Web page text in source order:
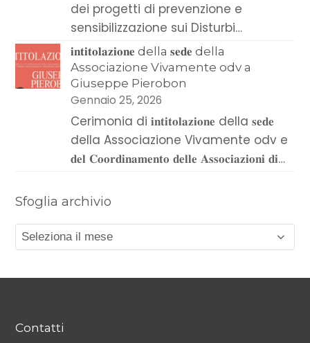
dei progetti di prevenzione e
sensibilizzazione sui Disturbi…
𝐢𝐧𝐭𝐢𝐭𝐨𝐥𝐚𝐳𝐢𝐨𝐧𝐞 della 𝐬𝐞𝐝𝐞 della
Associazione Vivamente odv a
Giuseppe Pierobon
Gennaio 25, 2026
Cerimonia di 𝐢𝐧𝐭𝐢𝐭𝐨𝐥𝐚𝐳𝐢𝐨𝐧𝐞 della 𝐬𝐞𝐝𝐞
della Associazione Vivamente odv e
𝐝𝐞𝐥 𝐂𝐨𝐨𝐫𝐝𝐢𝐧𝐚𝐦𝐞𝐧𝐭𝐨 𝐝𝐞𝐥𝐥𝐞 𝐀𝐬𝐬𝐨𝐜𝐢𝐚𝐳𝐢𝐨𝐧𝐢 𝐝𝐢…
Sfoglia archivio
Sfoglia
archivio
Contatti